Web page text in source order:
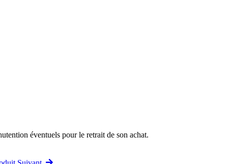
éventuels pour le retrait de son achat.